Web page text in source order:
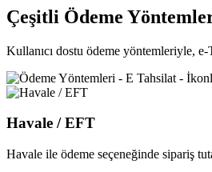
Çeşitli Ödeme
Kullanıcı dostu ödeme yöntemleriyle,
Havale / EFT
Havale ile ödeme seçeneğinde sipariş